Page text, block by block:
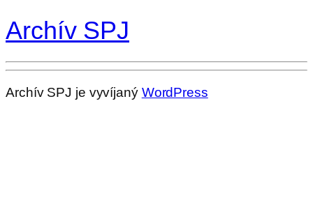
Archív SPJ
Archív SPJ je vyvíjaný WordPress